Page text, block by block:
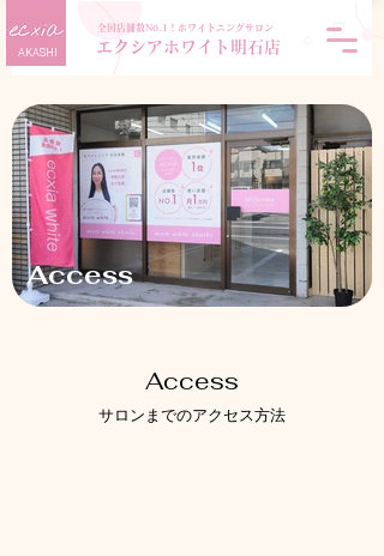
AKASHI
全国店舗数No.1！ホワイトニングサロン
エクシアホワイト明石店
Access
Access
サロンまでのアクセス方法